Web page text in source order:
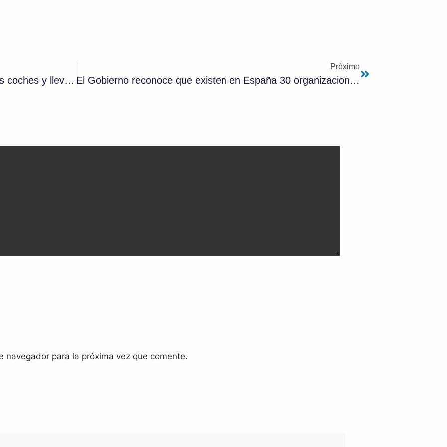
Los talibanes prohíben reproducir música en los coches y llevar a mujeres sin hiyab
Próximo
El Gobierno reconoce que existen en España 30 organizaciones criminales dedicadas a la inmigración ilegal
para la próxima vez que comente.